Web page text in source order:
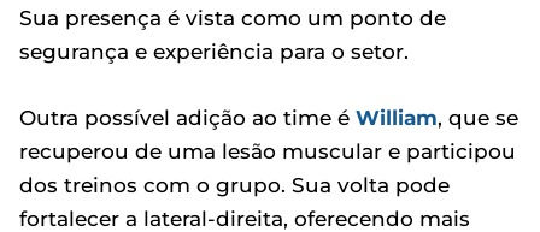
Sua presença é vista como um ponto de
segurança e experiência para o setor.
Outra possível adição ao time é William, que se
recuperou de uma lesão muscular e participou
dos treinos com o grupo. Sua volta pode
fortalecer a lateral-direita, oferecendo mais